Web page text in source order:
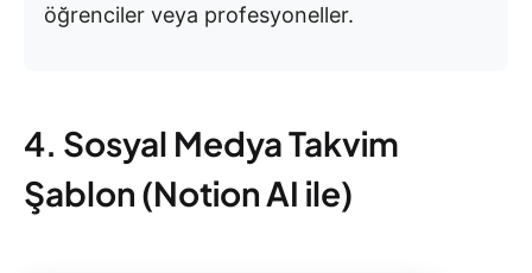
öğrenciler veya profesyoneller.
4. Sosyal Medya Takvim
Şablon (Notion AI ile)